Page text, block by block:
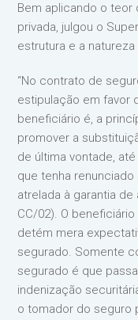
Bem aplicando o
privada, julgou o
estrutura e a
“No contrato de
estipulação em favor
beneficiário é, a
promover a
de última vontade,
que tenha
atrelada à garantia
CC/02). O
detém mera
segurado. Somente
segurado é que
indenização
o tomador do seguro